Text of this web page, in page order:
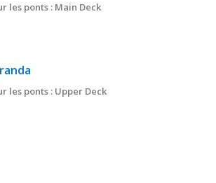
les ponts : Main Deck
les ponts : Upper Deck